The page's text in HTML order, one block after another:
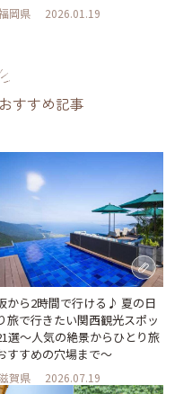
岡県 2026.01.19
すすめ記事
から2時間で行ける♪ 夏の日
旅で行きたい関西観光スポッ
選～人気の絶景からひとり旅
すすめの穴場まで～
賀県 2026.07.19